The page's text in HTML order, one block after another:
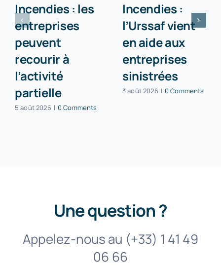
Incendies : les
entreprises
peuvent
recourir à
l’activité
partielle
5 août 2026 | 0 Comments
Incendies :
l’Urssaf vient
en aide aux
entreprises
sinistrées
3 août 2026 | 0 Comments
Une question ?
Appelez-nous au (+33) 1 41 49
06 66